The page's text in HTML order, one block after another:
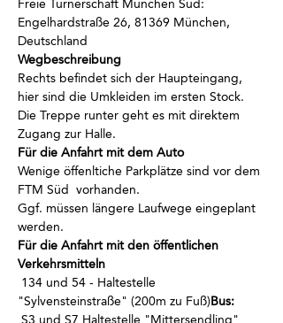
Freie Turnerschaft München Süd:
Engelhardstraße 26, 81369 München,
Deutschland
Wegbeschreibung
Rechts befindet sich der Haupteingang,
hier sind die Umkleiden im ersten Stock.
Die Treppe runter geht es mit direktem
Zugang zur Halle.
Für die Anfahrt mit dem Auto
Wenige öffenltiche Parkplätze sind vor dem
FTM Süd  vorhanden.
Ggf. müssen längere Laufwege eingeplant
werden.
Für die Anfahrt mit den öffentlichen
Verkehrsmitteln
"Sylvensteinstraße" (200m zu Fuß)Bus: